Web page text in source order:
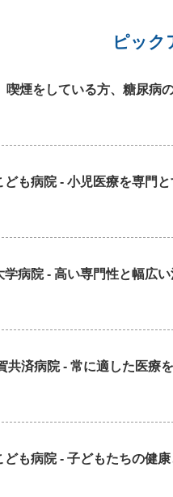
でいいのかと不安になってし
、ASTが80という数値は肝
や食事を健康的にするなど
事足りるのでしょうか？
ピック
喫煙をしている方、糖尿病
ども病院 - 小児医療を専門
学病院 - 高い専門性と幅広
共済病院 - 常に適した医療
ども病院 - 子どもたちの健